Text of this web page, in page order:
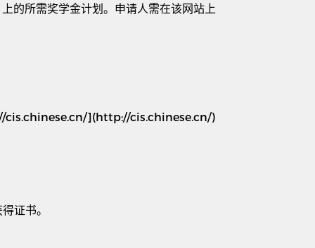
上的所需奖学金计划。申请人需在该网站上
](http://cis.chinese.cn/)
证书。